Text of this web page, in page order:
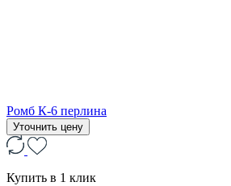
Ромб К-6 перлина
Уточнить цену
Купить в 1 клик